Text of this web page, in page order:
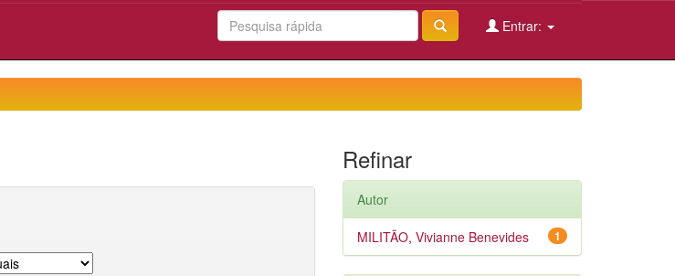
Entrar:
Refinar
Autor
1
MILITÃO, Vivianne Benevides